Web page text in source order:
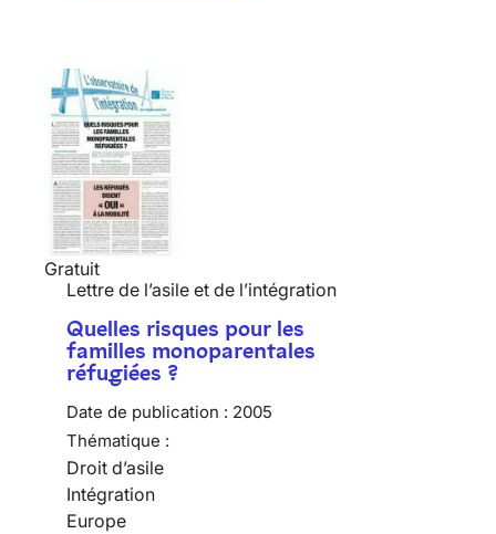
Gratuit
Lettre de l’asile et de l’intégration
Quelles risques pour les
familles monoparentales
réfugiées ?
Date de publication : 2005
Thématique :
Droit d’asile
Intégration
Europe